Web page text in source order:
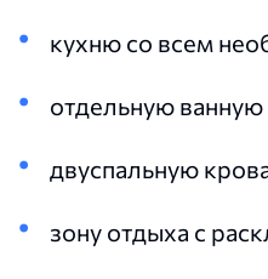
кухню со всем
отдельную ванную
двуспальную
зону отдыха с